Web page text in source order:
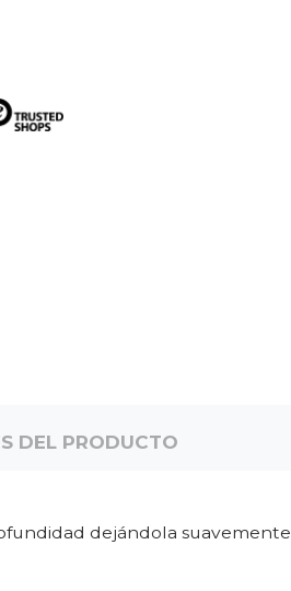
DEL PRODUCTO
dejándola suavemente